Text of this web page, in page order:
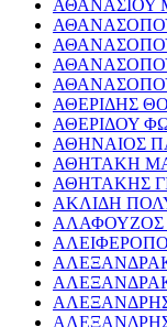
ΑΘΑΝΑΣΙΟΥ
ΑΘΕΡΙΔΗΣ
ΑΘΕΡΙΔΟΥ
ΑΘΗΝΑΙΟΣ
ΑΘΗΤΑΚΗ
ΑΘΗΤΑΚΗΣ
ΑΚΛΙΔΗ
ΑΛΑΦΟΥΖΟΣ